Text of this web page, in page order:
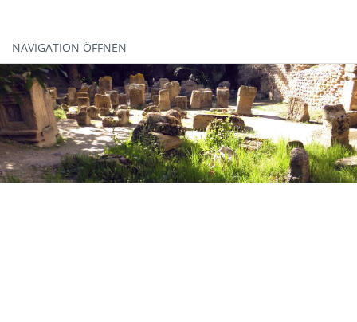
NAVIGATION ÖFFNEN